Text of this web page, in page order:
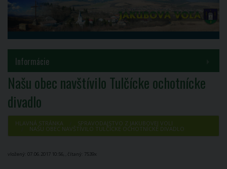
MENU
Informácie
Samospráva
Inštitúcie
Voľby a referendá
Kontakty
Našu obec navštívilo Tulčícke ochotnícke
divadlo
HLAVNÁ STRÁNKA SPRAVODAJSTVO Z JAKUBOVEJ VOLI
NAŠU OBEC NAVŠTÍVILO TULČÍCKE OCHOTNÍCKE DIVADLO
vložený: 07.06.2017 10:56, , čítaný: 7539x